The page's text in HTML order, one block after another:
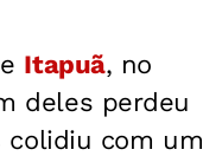
Itapuã, no
deles perdeu
colidiu com um